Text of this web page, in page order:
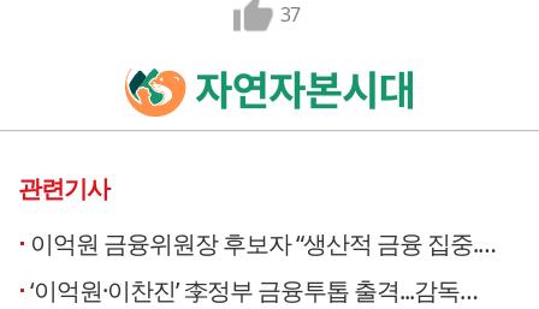
37
관련기사
이억원 금융위원장 후보자 “생산적 금융 집중...금감원과 원팀”
‘이억원·이찬진’ 李정부 금융투톱 출격...감독체계 개편 향방 촉각